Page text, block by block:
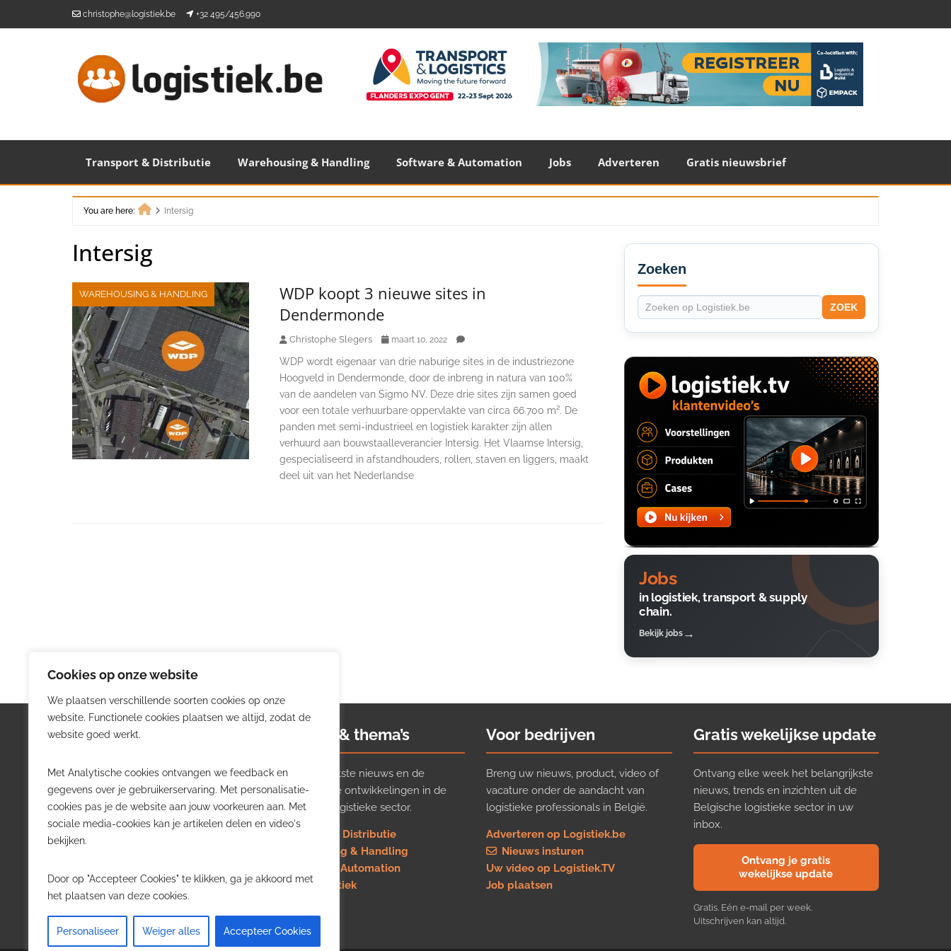
Cookies op onze website
We plaatsen verschillende soorten cookies op onze
website. Functionele cookies plaatsen we altijd, zodat de
website goed werkt.
Met Analytische cookies ontvangen we feedback en
gegevens over je gebruikerservaring. Met personalisatie-
cookies pas je de website aan jouw voorkeuren aan. Met
sociale media-cookies kan je artikelen delen en video's
bekijken.
Door op "Accepteer Cookies" te klikken, ga je akkoord met
het plaatsen van deze cookies.
Personaliseer Weiger alles Accepteer Cookies
christophe@logistiek.be +32 495/456.990
Transport & Distributie Warehousing & Handling Software & Automation Jobs Adverteren Gratis nieuwsbrief
You are here:
Intersig
Intersig
WAREHOUSING & HANDLING
WDP koopt 3 nieuwe sites in
Dendermonde
Christophe Slegers maart 10, 2022
WDP wordt eigenaar van drie naburige sites in de industriezone
Hoogveld in Dendermonde, door de inbreng in natura van 100%
van de aandelen van Sigmo NV. Deze drie sites zijn samen goed
voor een totale verhuurbare oppervlakte van circa 66.700 m². De
panden met semi-industrieel en logistiek karakter zijn allen
verhuurd aan bouwstaalleverancier Intersig. Het Vlaamse Intersig,
gespecialiseerd in afstandhouders, rollen, staven en liggers, maakt
deel uit van het Nederlandse
Secondary
Sidebar
Zoeken
ZOEK
Jobs
in logistiek, transport & supply
chain.
Bekijk jobs
Logistiek.be
Logistiek.be brengt dagelijks nieuws,
trends en praktijkverhalen over
transport, warehousing, supply chain
en automatisering in België.
willen volgen.
Nieuws & thema’s
Volg het laatste nieuws en de
belangrijkste ontwikkelingen in de
Belgische logistieke sector.
Transport & Distributie
Warehousing & Handling
Software & Automation
Job in logistiek
Voor bedrijven
Breng uw nieuws, product, video of
vacature onder de aandacht van
logistieke professionals in België.
Adverteren op Logistiek.be
Nieuws insturen
Uw video op Logistiek.TV
Job plaatsen
Gratis wekelijkse update
Ontvang elke week het belangrijkste
nieuws, trends en inzichten uit de
Belgische logistieke sector in uw
inbox.
Ontvang je gratis
wekelijkse update
Gratis. Eén e-mail per week.
Uitschrijven kan altijd.